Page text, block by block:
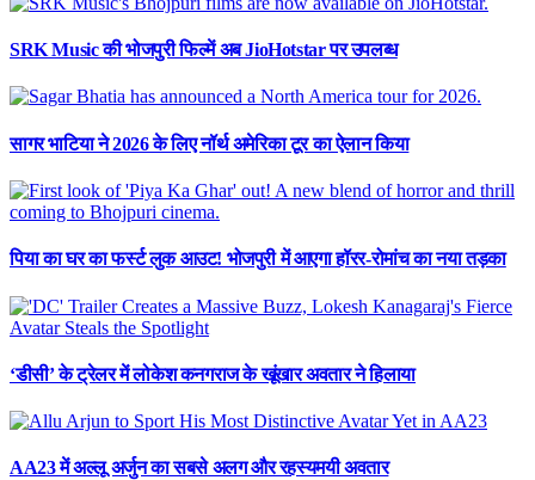
SRK Music की भोजपुरी फिल्में अब JioHotstar पर उपलब्ध
सागर भाटिया ने 2026 के लिए नॉर्थ अमेरिका टूर का ऐलान किया
पिया का घर का फर्स्ट लुक आउट! भोजपुरी में आएगा हॉरर-रोमांच का नया तड़का
‘डीसी’ के ट्रेलर में लोकेश कनगराज के खूंखार अवतार ने हिलाया
AA23 में अल्लू अर्जुन का सबसे अलग और रहस्यमयी अवतार